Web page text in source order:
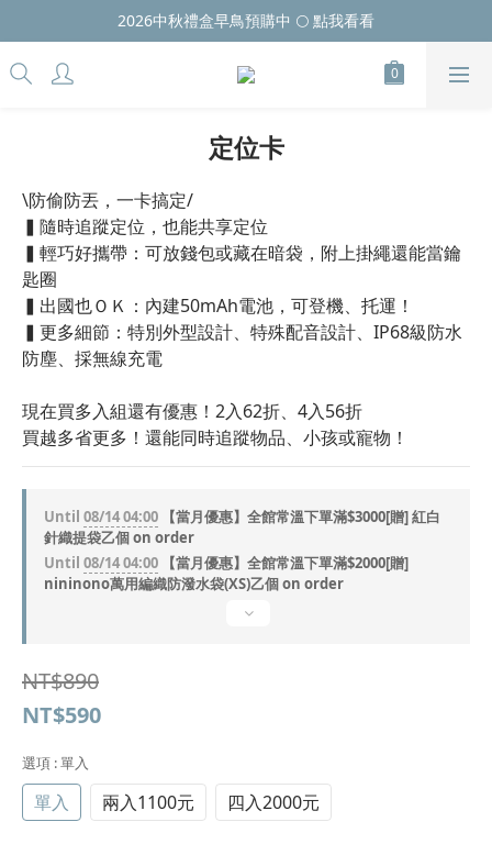
2026中秋禮盒早鳥預購中 🌕 點我看看
定位卡
\防偷防丟，一卡搞定/
▍隨時追蹤定位，也能共享定位
▍輕巧好攜帶：可放錢包或藏在暗袋，附上掛繩還能當鑰
匙圈
▍出國也ＯＫ：內建50mAh電池，可登機、托運！
▍更多細節：特別外型設計、特殊配音設計、IP68級防水
防塵、採無線充電
現在買多入組還有優惠！2入62折、4入56折
買越多省更多！還能同時追蹤物品、小孩或寵物！
Until 08/14 04:00 【當月優惠】全館常溫下單滿$3000[贈] 紅白
針織提袋乙個 on order
Until 08/14 04:00 【當月優惠】全館常溫下單滿$2000[贈]
nininono萬用編織防潑水袋(XS)乙個 on order
NT$890
NT$590
選項 : 單入
單入 兩入1100元 四入2000元